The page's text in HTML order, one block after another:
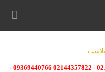
مشاوره و فروش: 02144453235 - 02144357822 09369440766 -